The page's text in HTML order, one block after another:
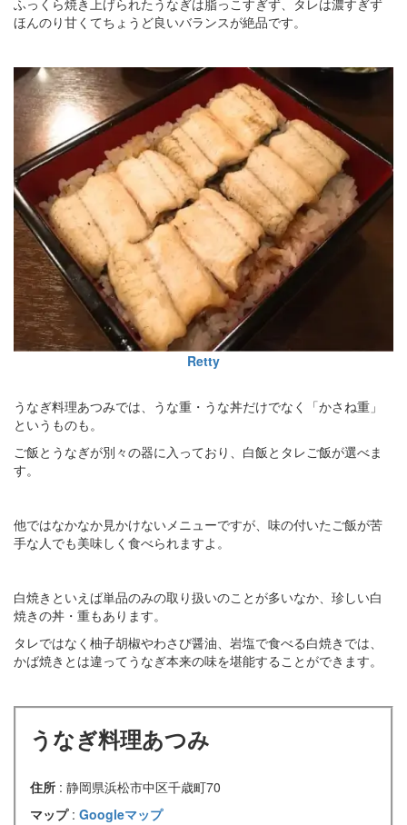
ほんのり甘くてちょうど良いバランスが絶品です。
Retty
うなぎ料理あつみでは、うな重・うな丼だけでなく「かさね重」
というものも。
ご飯とうなぎが別々の器に入っており、白飯とタレご飯が選べま
す。
他ではなかなか見かけないメニューですが、味の付いたご飯が苦
手な人でも美味しく食べられますよ。
白焼きといえば単品のみの取り扱いのことが多いなか、珍しい白
焼きの丼・重もあります。
タレではなく柚子胡椒やわさび醤油、岩塩で食べる白焼きでは、
かば焼きとは違ってうなぎ本来の味を堪能することができます。
うなぎ料理あつみ
住所 : 静岡県浜松市中区千歳町70
マップ : Googleマップ